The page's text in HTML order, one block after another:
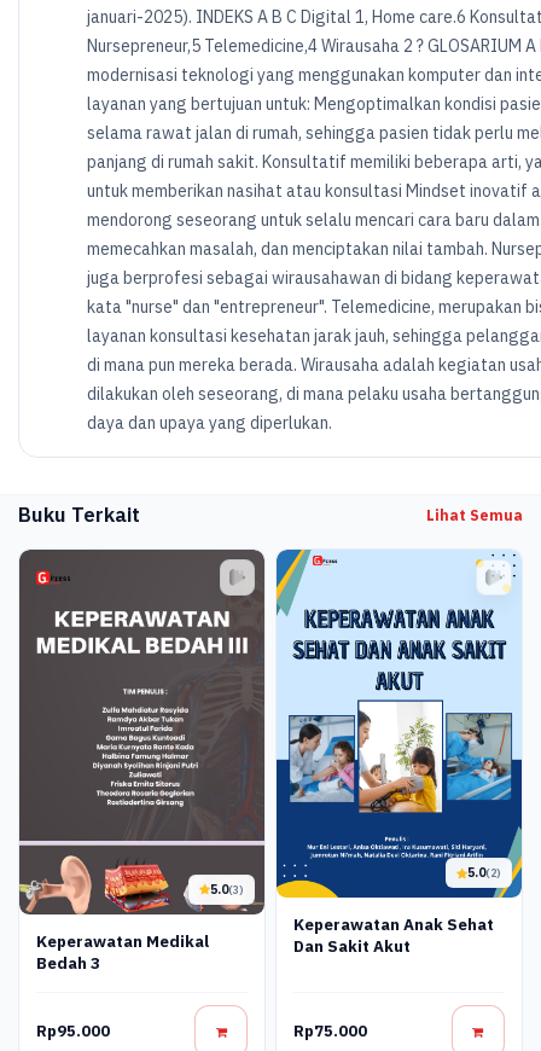
Buku Terkait Lihat Semua
5.0(3)
Keperawatan Medikal
Bedah 3
Rp95.000
5.0(2)
Keperawatan Anak Sehat
Dan Sakit Akut
Rp75.000